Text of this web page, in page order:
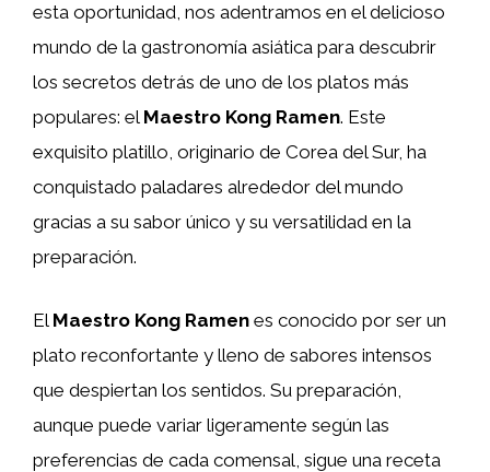
esta oportunidad, nos adentramos en el delicioso
mundo de la gastronomía asiática para descubrir
los secretos detrás de uno de los platos más
populares: el Maestro Kong Ramen. Este
exquisito platillo, originario de Corea del Sur, ha
conquistado paladares alrededor del mundo
gracias a su sabor único y su versatilidad en la
preparación.
El Maestro Kong Ramen es conocido por ser un
plato reconfortante y lleno de sabores intensos
que despiertan los sentidos. Su preparación,
aunque puede variar ligeramente según las
preferencias de cada comensal, sigue una receta